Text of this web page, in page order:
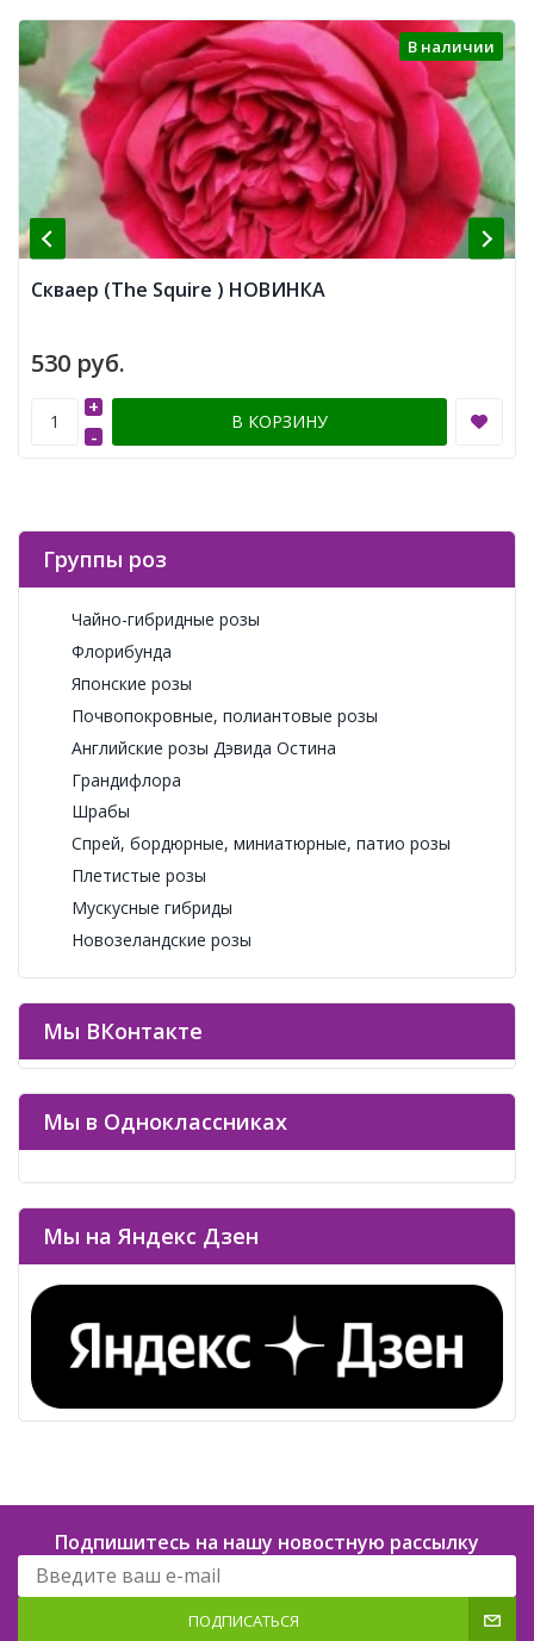
В наличии
Скваер (The Squire ) НОВИНКА
530 руб.
-
+
В КОРЗИНУ
Группы роз
Чайно-гибридные розы
Флорибунда
Японские розы
Почвопокровные, полиантовые розы
Английские розы Дэвида Остина
Грандифлора
Шрабы
Спрей, бордюрные, миниатюрные, патио розы
Плетистые розы
Мускусные гибриды
Новозеландские розы
Мы ВКонтакте
Мы в Одноклассниках
Мы на Яндекс Дзен
Подпишитесь на нашу новостную рассылку
ПОДПИСАТЬСЯ